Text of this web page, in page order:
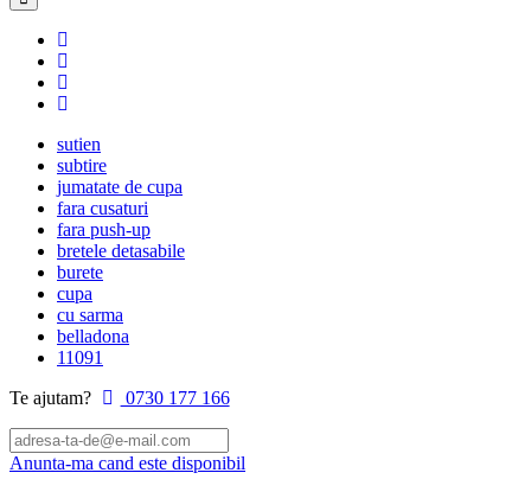
sutien
subtire
jumatate de cupa
fara cusaturi
fara push-up
bretele detasabile
burete
cupa
cu sarma
belladona
11091
Te ajutam?
0730 177 166
Anunta-ma cand este disponibil